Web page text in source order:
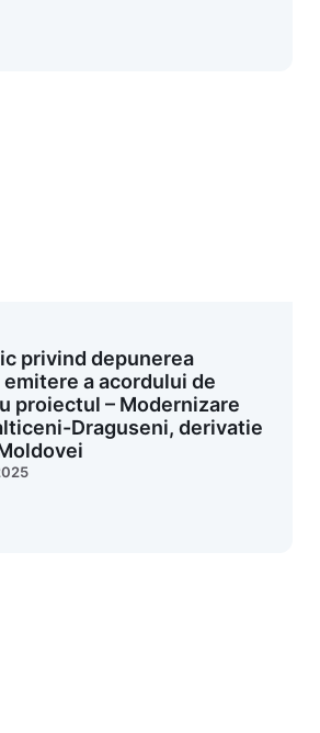
privind depunerea
a acordului de
proiectul – Modernizare
Draguseni, derivatie